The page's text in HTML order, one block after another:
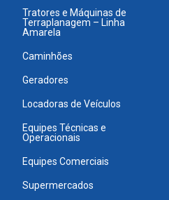
Tratores e Máquinas de
Terraplanagem – Linha
Amarela
Caminhões
Geradores
Locadoras de Veículos
Equipes Técnicas e
Operacionais
Equipes Comerciais
Supermercados